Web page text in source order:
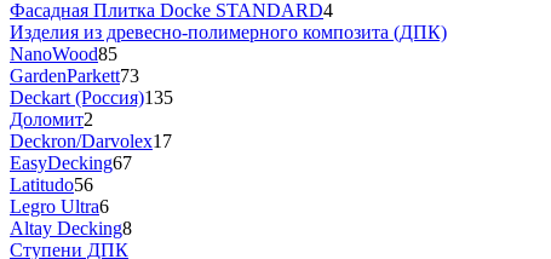
Фасадная Плитка Docke STANDARD4
Изделия из древесно-полимерного композита (ДПК)
NanoWood85
GardenParkett73
Deckart (Россия)135
Доломит2
Deckron/Darvolex17
EasyDecking67
Latitudo56
Legro Ultra6
Altay Decking8
Ступени ДПК